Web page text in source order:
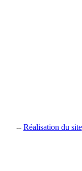
-- Réalisation du site